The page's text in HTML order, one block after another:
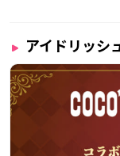
アイドリッシ